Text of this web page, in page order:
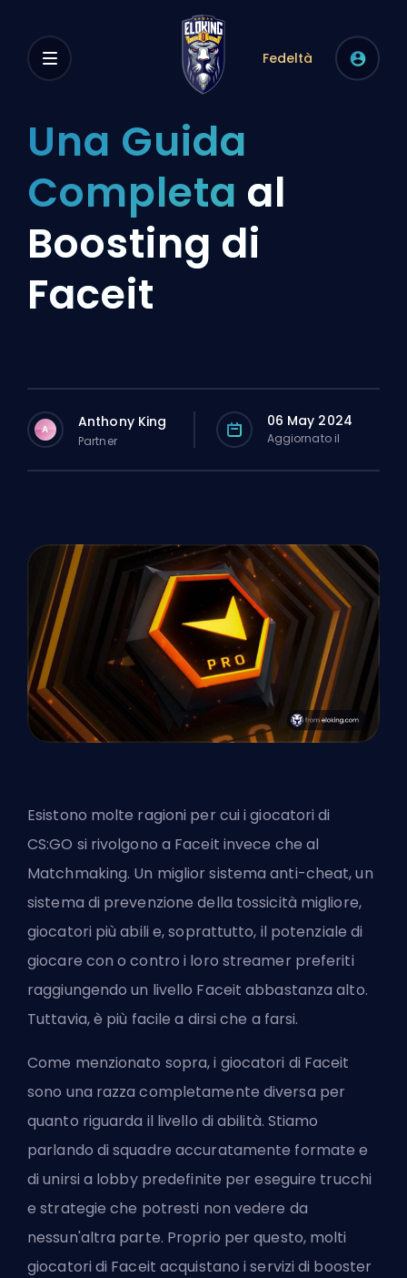
Fedeltà
Una Guida
Completa al
Boosting di
Faceit
A Anthony King
Partner
06 May 2024
Aggiornato il
Esistono molte ragioni per cui i giocatori di
CS:GO si rivolgono a Faceit invece che al
Matchmaking. Un miglior sistema anti-cheat, un
sistema di prevenzione della tossicità migliore,
giocatori più abili e, soprattutto, il potenziale di
giocare con o contro i loro streamer preferiti
raggiungendo un livello Faceit abbastanza alto.
Tuttavia, è più facile a dirsi che a farsi.
Come menzionato sopra, i giocatori di Faceit
sono una razza completamente diversa per
quanto riguarda il livello di abilità. Stiamo
parlando di squadre accuratamente formate e
di unirsi a lobby predefinite per eseguire trucchi
e strategie che potresti non vedere da
nessun'altra parte. Proprio per questo, molti
giocatori di Faceit acquistano i servizi di booster